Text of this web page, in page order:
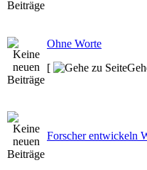
Ohne Worte
[
Forscher entwickeln